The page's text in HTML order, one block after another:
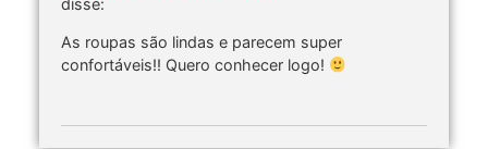
disse:
As roupas são lindas e parecem super
confortáveis!! Quero conhecer logo!